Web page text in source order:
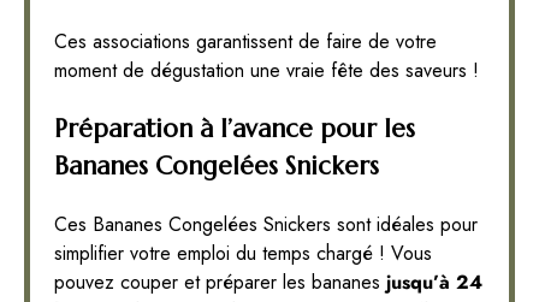
Ces associations garantissent de faire de votre
moment de dégustation une vraie fête des saveurs !
Préparation à l’avance pour les
Bananes Congelées Snickers
Ces Bananes Congelées Snickers sont idéales pour
simplifier votre emploi du temps chargé ! Vous
pouvez couper et préparer les bananes jusqu’à 24